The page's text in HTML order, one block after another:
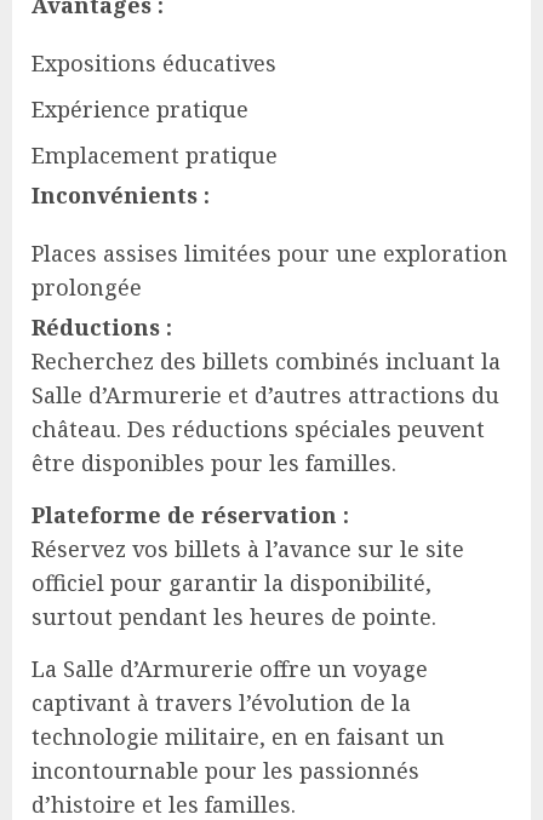
Expositions éducatives
Expérience pratique
Emplacement pratique
Inconvénients :
Places assises limitées pour une exploration
prolongée
Réductions :
Recherchez des billets combinés incluant la
Salle d’Armurerie et d’autres attractions du
château. Des réductions spéciales peuvent
être disponibles pour les familles.
Plateforme de réservation :
Réservez vos billets à l’avance sur le site
officiel pour garantir la disponibilité,
surtout pendant les heures de pointe.
La Salle d’Armurerie offre un voyage
captivant à travers l’évolution de la
technologie militaire, en en faisant un
incontournable pour les passionnés
d’histoire et les familles.